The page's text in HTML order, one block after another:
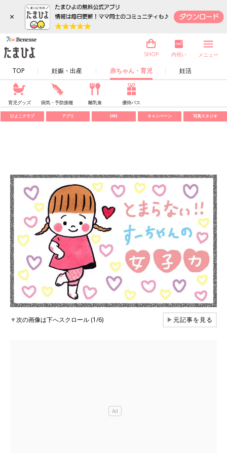
×
TOP 妊娠・出産 赤ちゃん・育児 妊活
SHOP 内祝い メニュー
育児グッズ 病気・予防接種 離乳食 優待パス
ひよこクラブ アプリ SNS キャンペーン 写真スタジオ
▼次の画像は下へスクロール (1/6) ▶元記事を見る